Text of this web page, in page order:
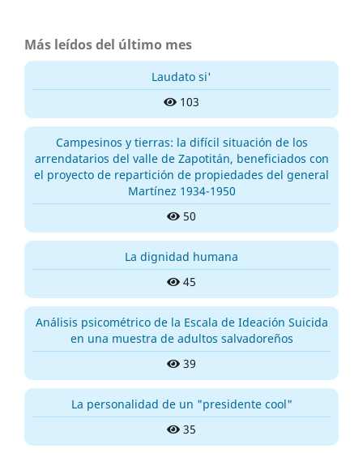
Más leídos del último mes
Laudato si'
103
Campesinos y tierras: la difícil situación de los
arrendatarios del valle de Zapotitán, beneficiados con
el proyecto de repartición de propiedades del general
Martínez 1934-1950
50
La dignidad humana
45
Análisis psicométrico de la Escala de Ideación Suicida
en una muestra de adultos salvadoreños
39
La personalidad de un "presidente cool"
35